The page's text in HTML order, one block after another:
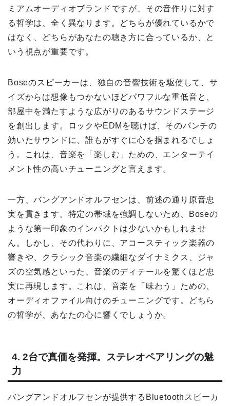
ミアムオーディオブランドですが、その音作りに対す
る哲学は、全く異なります。どちらが優れているかで
はなく、どちらがあなたの聴き方に合っているか、と
いう視点が重要です。
Boseのスピーカーは、独自の音響技術を駆使して、サ
イズからは想像もつかないほどパワフルな重低音と、
部屋中を満たすような広がりのあるサウンドステージ
を創出します。ロックやEDMを聴けば、そのパンチの
効いたサウンドに、誰もがすぐに心を掴まれるでしょ
う。これは、音楽を「楽しむ」ための、エンターテイ
メント性の高いチューニングと言えます。
一方、バングアンドオルフセンは、前述の通り原音忠
実を貫きます。特定の帯域を強調しないため、Boseの
ような第一印象のインパクトは少ないかもしれませ
ん。しかし、その代わりに、アコースティック楽器の
響きや、クラシック音楽の繊細なダイナミクス、ジャ
ズの空気感といった、音楽のディテールを驚くほど忠
実に再現します。これは、音楽を「味わう」ための、
オーディオファイル向けのチューニングです。どちら
の哲学が、あなたの心に響くでしょうか。
4. 2台で真価を発揮。ステレオペアリングの魅
力
バングアンドオルフセンが提供するBluetoothスピーカ